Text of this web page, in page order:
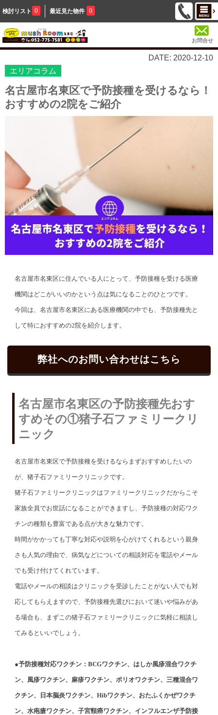
検討リスト 0 最近見た物件 0
お問合せ
DATE: 2020-12-10
エリアコラム
名古屋市名東区で予防接種を受けるなら！
おすすめの2院をご紹介
名古屋市名東区に住んでいる人にとって、予防接種を受ける医療
機関はどこがいいのかという点は気になることのひとつです。
今回は、名古屋市名東区にある医療機関の中でも、予防接種先と
して特におすすめの2院を紹介します。
弊社へのお問い合わせはこちら
名古屋市名東区の予防接種先おす
すめその①猪子石ファミリークリ
ニック
名古屋市名東区で予防接種を受けるならまずおすすめしたいの
が、猪子石ファミリークリニックです。
猪子石ファミリークリニックはファミリークリニックだからこそ
家族全員でお世話になることができますし、予防接種の対応ワク
チンの種類も豊富である点が大きな魅力です。
時間がかかっても丁寧な対応や説明を心がけてくれるという親身
さも人気の理由で、病気などについての相談対応を電話やメール
でも受け付けてくれています。
電話やメールの相談はクリニックを受診したことがない人でも対
応してもらえますので、予防接種先選びにおいて迷いや悩みがあ
る場合も、まずこの猪子石ファミリークリニックに気軽に相談し
てみるといいでしょう。
●予防接種対応ワクチン：BCGワクチン、はしか風疹混合ワクチ
ン、風疹ワクチン、麻疹ワクチン、ポリオワクチン、三種混合ワ
クチン、日本脳炎ワクチン、Hibワクチン、おたふくかぜワクチ
ン、水疱瘡ワクチン、子宮頸癌ワクチン、インフルエンザ予防接